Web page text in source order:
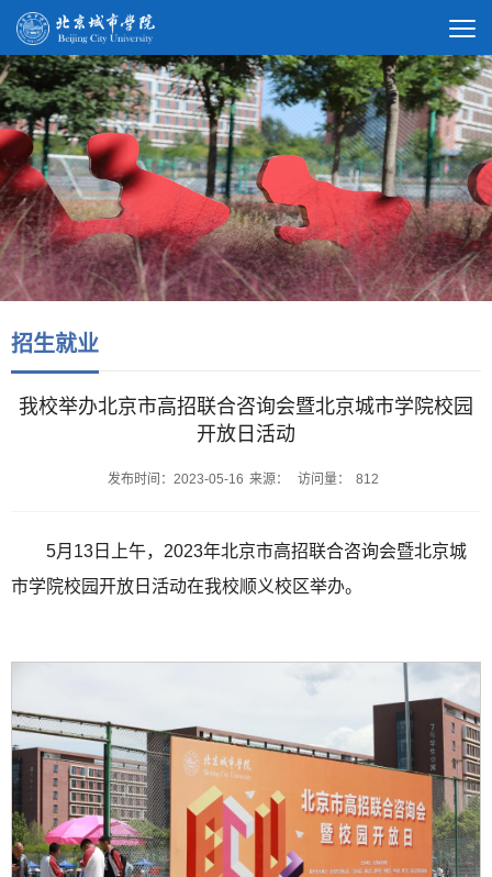
招生就业
我校举办北京市高招联合咨询会暨北京城市学院校园
开放日活动
发布时间：2023-05-16 来源： 访问量： 812
5月13日上午，2023年北京市高招联合咨询会暨北京城
市学院校园开放日活动在我校顺义校区举办。